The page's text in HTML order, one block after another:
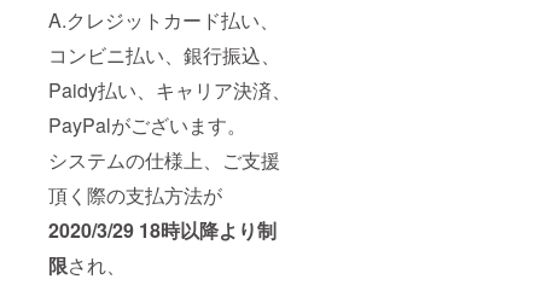
A.クレジットカード払い、
コンビニ払い、銀行振込、
Paidy払い、キャリア決済、
PayPalがございます。
システムの仕様上、ご支援
頂く際の支払方法が
2020/3/29 18時以降より制
限され、